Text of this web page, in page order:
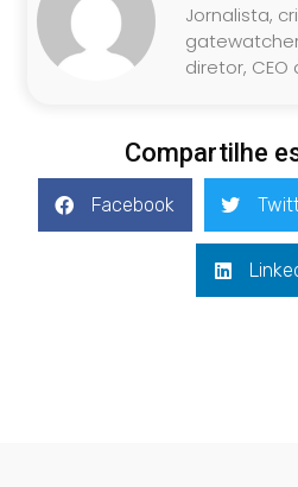
Jornalista,
diretor,
Compartilhe
Facebook